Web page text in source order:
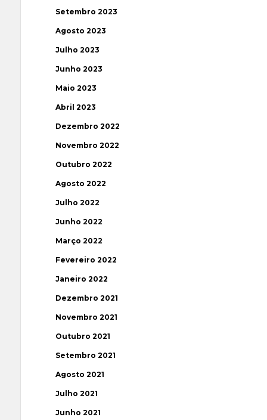
Setembro 2023
Agosto 2023
Julho 2023
Junho 2023
Maio 2023
Abril 2023
Dezembro 2022
Novembro 2022
Outubro 2022
Agosto 2022
Julho 2022
Junho 2022
Março 2022
Fevereiro 2022
Janeiro 2022
Dezembro 2021
Novembro 2021
Outubro 2021
Setembro 2021
Agosto 2021
Julho 2021
Junho 2021